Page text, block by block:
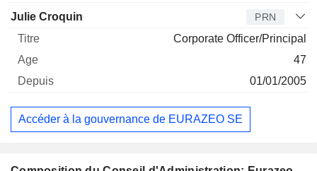
Julie Croquin PRN
Corporate Officer/Principal
47
01/01/2005
Accéder à la gouvernance de EURAZEO SE